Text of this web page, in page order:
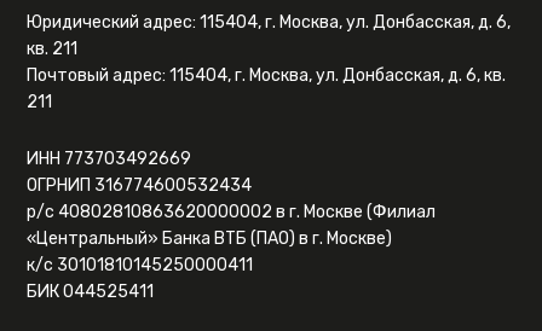
Юридический адрес: 115404, г. Москва, ул. Донбасская, д. 6,
кв. 211
Почтовый адрес: 115404, г. Москва, ул. Донбасская, д. 6, кв.
211
ИНН 773703492669
ОГРНИП 316774600532434
р/с 40802810863620000002 в г. Москве (Филиал
«Центральный» Банка ВТБ (ПАО) в г. Москве)
к/с 30101810145250000411
БИК 044525411